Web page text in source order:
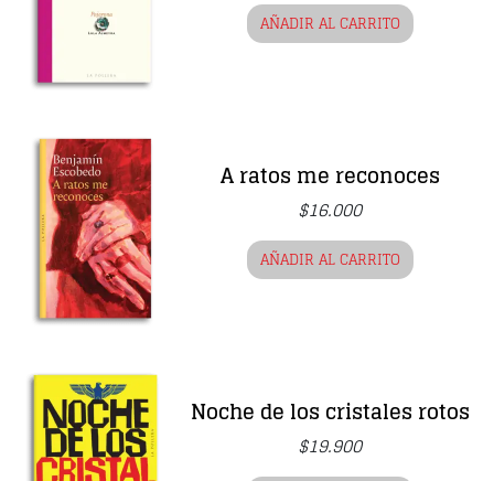
AÑADIR AL CARRITO
A ratos me reconoces
$16.000
AÑADIR AL CARRITO
Noche de los cristales rotos
$19.900